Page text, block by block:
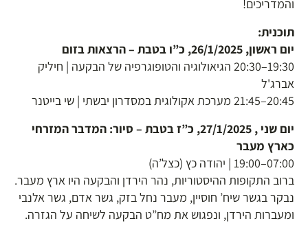
והמדריכים!
תוכנית:
יום ראשון, 26/1/2025, כ”ו בטבת – הרצאות בזום
19:30–20:30 הגיאולוגיה והטופוגרפיה של הבקעה | חיליק
אברג'ל
20:45–21:45 מערכת אקולוגית במסדרון יבשתי | שי בייטנר
יום שני , 27/1/2025, כ”ז בטבת – סיור: המדבר המזרחי
כארץ מעבר
07:00–19:00 | יהודה כץ (כצל’ה)
ברוב התקופות ההיסטוריות, נהר הירדן והבקעה היו ארץ מעבר.
נבקר בגשר שיח’ חוסיין, מעבר נחל בזק, גשר אדם, גשר אלנבי
ומעברות הירדן, ונפגוש את מח”ט הבקעה לשיחה על הגזרה.